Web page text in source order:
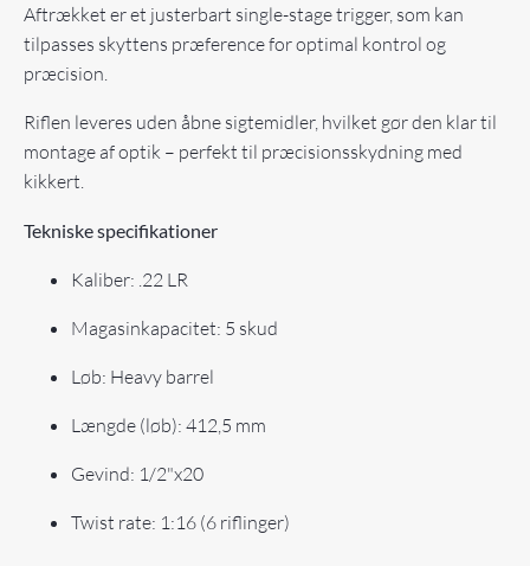
Aftrækket er et justerbart single-stage trigger, som kan
tilpasses skyttens præference for optimal kontrol og
præcision.
Riflen leveres uden åbne sigtemidler, hvilket gør den klar til
montage af optik – perfekt til præcisionsskydning med
kikkert.
Tekniske specifikationer
Kaliber: .22 LR
Magasinkapacitet: 5 skud
Løb: Heavy barrel
Længde (løb): 412,5 mm
Gevind: 1/2"x20
Twist rate: 1:16 (6 riflinger)